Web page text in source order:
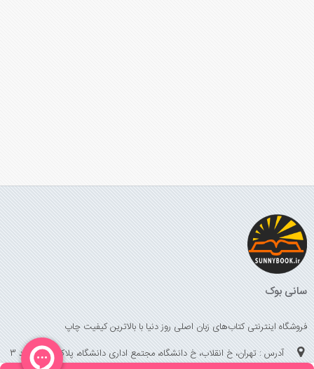
سانی بوک
فروشگاه اینترنتی کتاب‌های زبان اصلی روز دنیا با بالاترین کیفیت چاپ
آدرس : تهران، خ انقلاب، خ دانشگاه، مجتمع اداری دانشگاه، پلاک 158 واحد 3